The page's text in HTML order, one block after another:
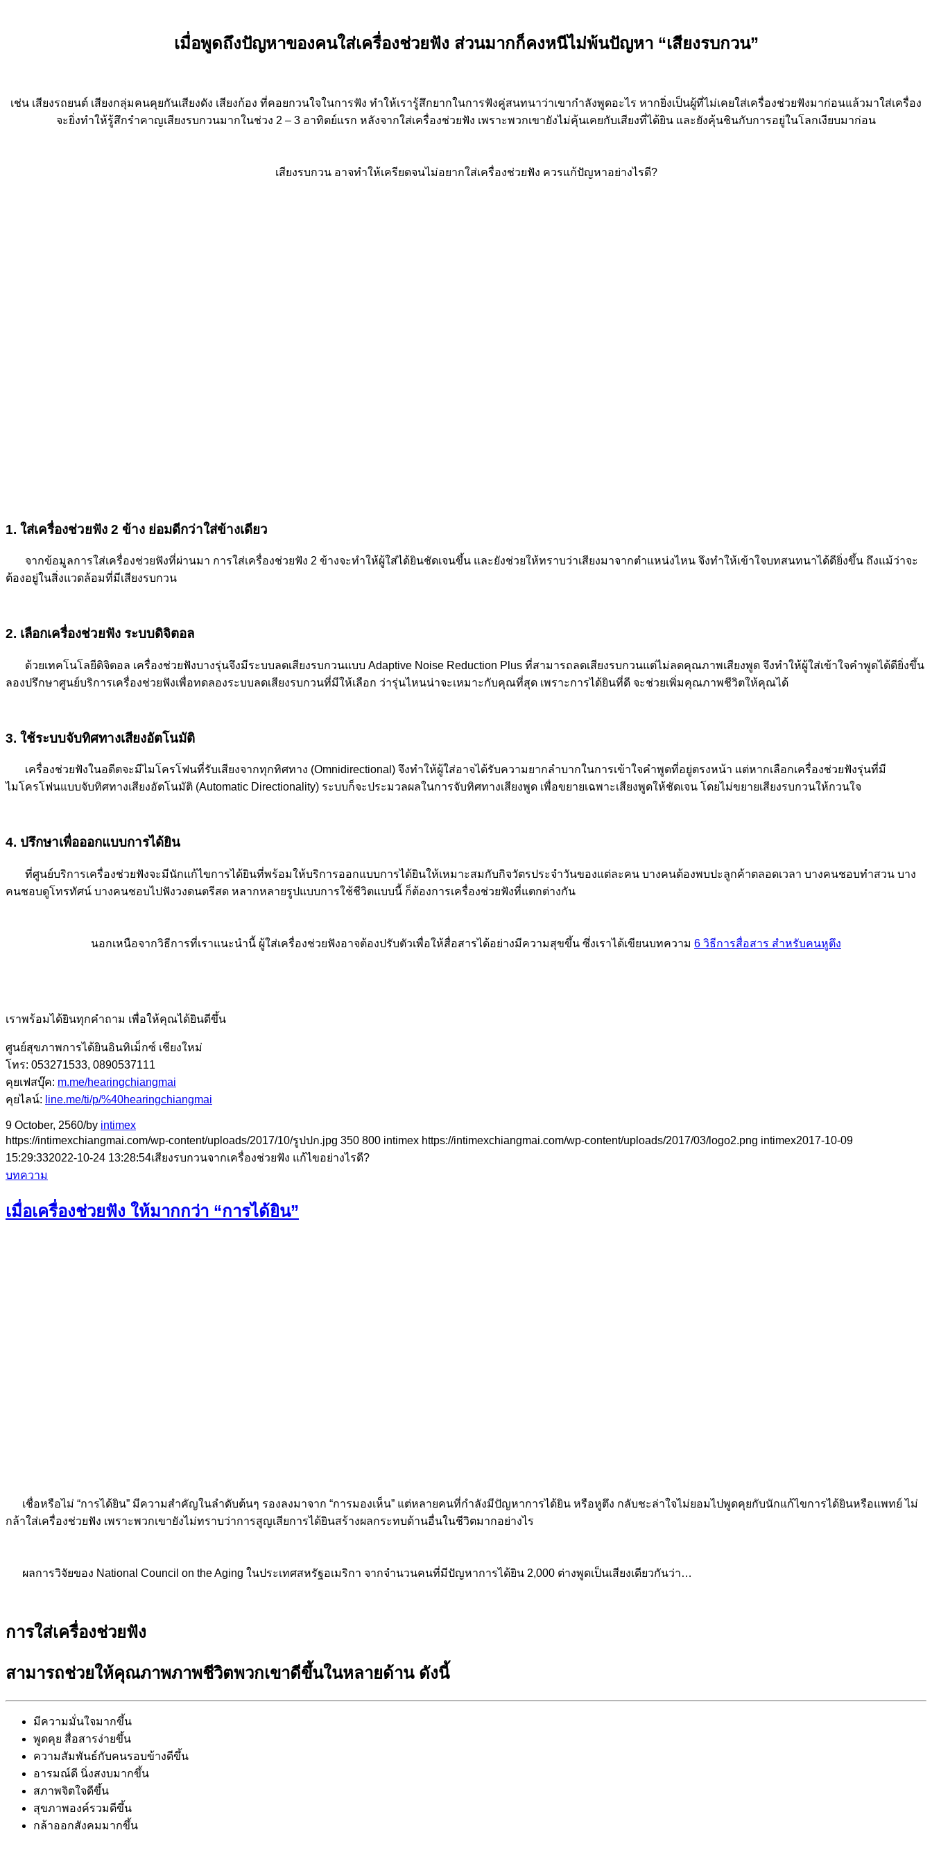
เมื่อพูดถึงปัญหาของคนใส่เครื่องช่วยฟัง ส่วนมากก็คงหนีไม่พ้นปัญหา “เสียงรบกวน”
เช่น เสียงรถยนต์ เสียงกลุ่มคนคุยกันเสียงดัง เสียงก้อง ที่คอยกวนใจในการฟัง ทำให้เรารู้สึกยากในการฟังคู่สนทนาว่าเขากำลังพูดอะไร หากยิ่งเป็นผู้ที่ไม่เคยใส่เครื่องช่วยฟังมาก่อนแล้วมาใส่เครื่อง
จะยิ่งทำให้รู้สึกรำคาญเสียงรบกวนมากในช่วง 2 – 3 อาทิตย์แรก หลังจากใส่เครื่องช่วยฟัง เพราะพวกเขายังไม่คุ้นเคยกับเสียงที่ได้ยิน และยังคุ้นชินกับการอยู่ในโลกเงียบมาก่อน
เสียงรบกวน อาจทำให้เครียดจนไม่อยากใส่เครื่องช่วยฟัง ควรแก้ปัญหาอย่างไรดี?
1. ใส่เครื่องช่วยฟัง 2 ข้าง ย่อมดีกว่าใส่ข้างเดียว
จากข้อมูลการใส่เครื่องช่วยฟังที่ผ่านมา การใส่เครื่องช่วยฟัง 2 ข้างจะทำให้ผู้ใส่ได้ยินชัดเจนขึ้น และยังช่วยให้ทราบว่าเสียงมาจากตำแหน่งไหน จึงทำให้เข้าใจบทสนทนาได้ดียิ่งขึ้น ถึงแม้ว่าจะ
ต้องอยู่ในสิ่งแวดล้อมที่มีเสียงรบกวน
2. เลือกเครื่องช่วยฟัง ระบบดิจิตอล
ด้วยเทคโนโลยีดิจิตอล เครื่องช่วยฟังบางรุ่นจึงมีระบบลดเสียงรบกวนแบบ Adaptive Noise Reduction Plus ที่สามารถลดเสียงรบกวนแต่ไม่ลดคุณภาพเสียงพูด จึงทำให้ผู้ใส่เข้าใจคำพูดได้ดียิ่งขึ้น
ลองปรึกษาศูนย์บริการเครื่องช่วยฟังเพื่อทดลองระบบลดเสียงรบกวนที่มีให้เลือก ว่ารุ่นไหนน่าจะเหมาะกับคุณที่สุด เพราะการได้ยินที่ดี จะช่วยเพิ่มคุณภาพชีวิตให้คุณได้
3. ใช้ระบบจับทิศทางเสียงอัตโนมัติ
เครื่องช่วยฟังในอดีตจะมีไมโครโฟนที่รับเสียงจากทุกทิศทาง (Omnidirectional) จึงทำให้ผู้ใส่อาจได้รับความยากลำบากในการเข้าใจคำพูดที่อยู่ตรงหน้า แต่หากเลือกเครื่องช่วยฟังรุ่นที่มี
ไมโครโฟนแบบจับทิศทางเสียงอัตโนมัติ (Automatic Directionality) ระบบก็จะประมวลผลในการจับทิศทางเสียงพูด เพื่อขยายเฉพาะเสียงพูดให้ชัดเจน โดยไม่ขยายเสียงรบกวนให้กวนใจ
4. ปรึกษาเพื่อออกแบบการได้ยิน
ที่ศูนย์บริการเครื่องช่วยฟังจะมีนักแก้ไขการได้ยินที่พร้อมให้บริการออกแบบการได้ยินให้เหมาะสมกับกิจวัตรประจำวันของแต่ละคน บางคนต้องพบปะลูกค้าตลอดเวลา บางคนชอบทำสวน บาง
คนชอบดูโทรทัศน์ บางคนชอบไปฟังวงดนตรีสด หลากหลายรูปแบบการใช้ชีวิตแบบนี้ ก็ต้องการเครื่องช่วยฟังที่แตกต่างกัน
นอกเหนือจากวิธีการที่เราแนะนำนี้ ผู้ใส่เครื่องช่วยฟังอาจต้องปรับตัวเพื่อให้สื่อสารได้อย่างมีความสุขขึ้น ซึ่งเราได้เขียนบทความ 6 วิธีการสื่อสาร สำหรับคนหูตึง
เราพร้อมได้ยินทุกคำถาม เพื่อให้คุณได้ยินดีขึ้น
ศูนย์สุขภาพการได้ยินอินทิเม็กซ์ เชียงใหม่
โทร: 053271533, 0890537111
คุยเฟสบุ๊ค: m.me/hearingchiangmai
คุยไลน์: line.me/ti/p/%40hearingchiangmai
9 October, 2560/by intimex
https://intimexchiangmai.com/wp-content/uploads/2017/10/รูปปก.jpg 350 800 intimex https://intimexchiangmai.com/wp-content/uploads/2017/03/logo2.png intimex2017-10-09
15:29:332022-10-24 13:28:54เสียงรบกวนจากเครื่องช่วยฟัง แก้ไขอย่างไรดี?
บทความ
เมื่อเครื่องช่วยฟัง ให้มากกว่า “การได้ยิน”
เชื่อหรือไม่ “การได้ยิน” มีความสำคัญในลำดับต้นๆ รองลงมาจาก “การมองเห็น” แต่หลายคนที่กำลังมีปัญหาการได้ยิน หรือหูตึง กลับชะล่าใจไม่ยอมไปพูดคุยกับนักแก้ไขการได้ยินหรือแพทย์ ไม่
กล้าใส่เครื่องช่วยฟัง เพราะพวกเขายังไม่ทราบว่าการสูญเสียการได้ยินสร้างผลกระทบด้านอื่นในชีวิตมากอย่างไร
ผลการวิจัยของ National Council on the Aging ในประเทศสหรัฐอเมริกา จากจำนวนคนที่มีปัญหาการได้ยิน 2,000 ต่างพูดเป็นเสียงเดียวกันว่า…
การใส่เครื่องช่วยฟัง
สามารถช่วยให้คุณภาพภาพชีวิตพวกเขาดีขึ้นในหลายด้าน ดังนี้
มีความมั่นใจมากขึ้น
พูดคุย สื่อสารง่ายขึ้น
ความสัมพันธ์กับคนรอบข้างดีขึ้น
อารมณ์ดี นิ่งสงบมากขึ้น
สภาพจิตใจดีขึ้น
สุขภาพองค์รวมดีขึ้น
กล้าออกสังคมมากขึ้น